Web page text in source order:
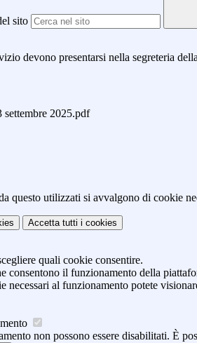
sito
devono presentarsi nella segreteria della
2025.pdf
questo utilizzati si avvalgono di cookie
Accetta tutti i cookies
quali cookie consentire.
consentono il funzionamento della
necessari al funzionamento potete
non possono essere disabilitati. È